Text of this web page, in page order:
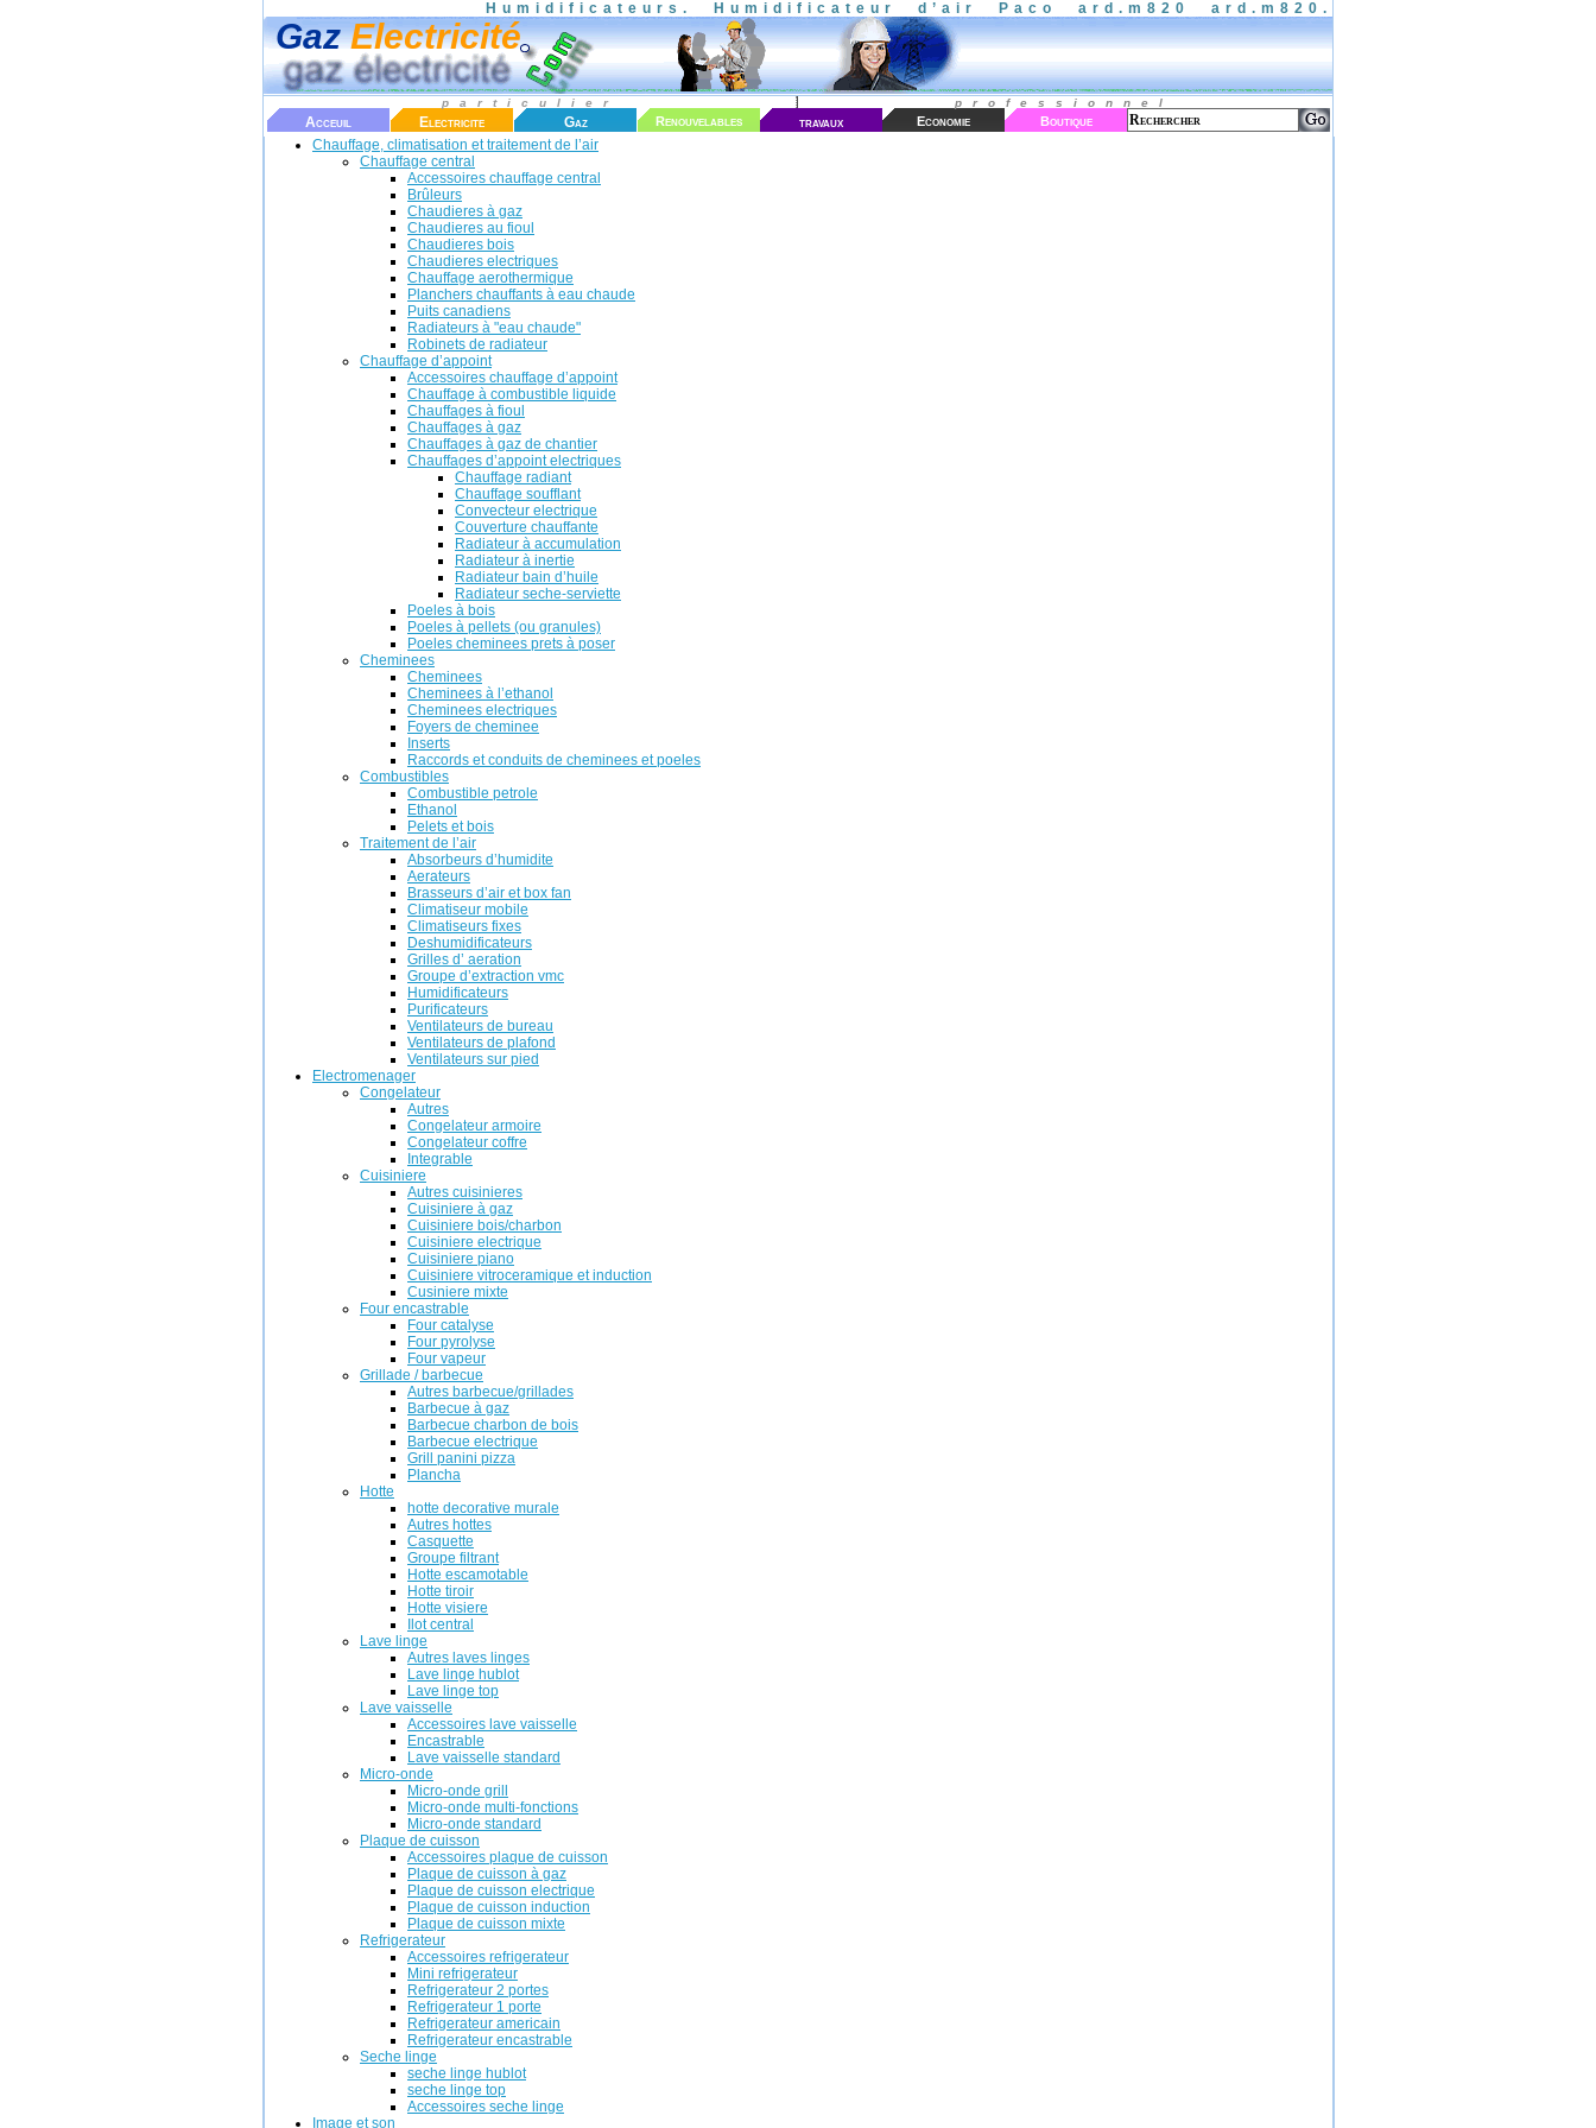
Humidificateurs. Humidificateur d’air Paco ard.m820 ard.m820.
GazElectricité
particulier professionnel
Acceuil Electricite Gaz Renouvelables travaux Economie Boutique
Chauffage, climatisation et traitement de l’air
Chauffage central
Accessoires chauffage central
Brûleurs
Chaudieres à gaz
Chaudieres au fioul
Chaudieres bois
Chaudieres electriques
Chauffage aerothermique
Planchers chauffants à eau chaude
Puits canadiens
Radiateurs à "eau chaude"
Robinets de radiateur
Chauffage d’appoint
Accessoires chauffage d’appoint
Chauffage à combustible liquide
Chauffages à fioul
Chauffages à gaz
Chauffages à gaz de chantier
Chauffages d’appoint electriques
Chauffage radiant
Chauffage soufflant
Convecteur electrique
Couverture chauffante
Radiateur à accumulation
Radiateur à inertie
Radiateur bain d’huile
Radiateur seche-serviette
Poeles à bois
Poeles à pellets (ou granules)
Poeles cheminees prets à poser
Cheminees
Cheminees
Cheminees à l’ethanol
Cheminees electriques
Foyers de cheminee
Inserts
Raccords et conduits de cheminees et poeles
Combustibles
Combustible petrole
Ethanol
Pelets et bois
Traitement de l’air
Absorbeurs d’humidite
Aerateurs
Brasseurs d’air et box fan
Climatiseur mobile
Climatiseurs fixes
Deshumidificateurs
Grilles d’ aeration
Groupe d’extraction vmc
Humidificateurs
Purificateurs
Ventilateurs de bureau
Ventilateurs de plafond
Ventilateurs sur pied
Electromenager
Congelateur
Autres
Congelateur armoire
Congelateur coffre
Integrable
Cuisiniere
Autres cuisinieres
Cuisiniere à gaz
Cuisiniere bois/charbon
Cuisiniere electrique
Cuisiniere piano
Cuisiniere vitroceramique et induction
Cusiniere mixte
Four encastrable
Four catalyse
Four pyrolyse
Four vapeur
Grillade / barbecue
Autres barbecue/grillades
Barbecue à gaz
Barbecue charbon de bois
Barbecue electrique
Grill panini pizza
Plancha
Hotte
hotte decorative murale
Autres hottes
Casquette
Groupe filtrant
Hotte escamotable
Hotte tiroir
Hotte visiere
Ilot central
Lave linge
Autres laves linges
Lave linge hublot
Lave linge top
Lave vaisselle
Accessoires lave vaisselle
Encastrable
Lave vaisselle standard
Micro-onde
Micro-onde grill
Micro-onde multi-fonctions
Micro-onde standard
Plaque de cuisson
Accessoires plaque de cuisson
Plaque de cuisson à gaz
Plaque de cuisson electrique
Plaque de cuisson induction
Plaque de cuisson mixte
Refrigerateur
Accessoires refrigerateur
Mini refrigerateur
Refrigerateur 2 portes
Refrigerateur 1 porte
Refrigerateur americain
Refrigerateur encastrable
Seche linge
seche linge hublot
seche linge top
Accessoires seche linge
Image et son